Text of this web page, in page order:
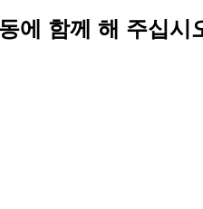
에 함께 해 주십시